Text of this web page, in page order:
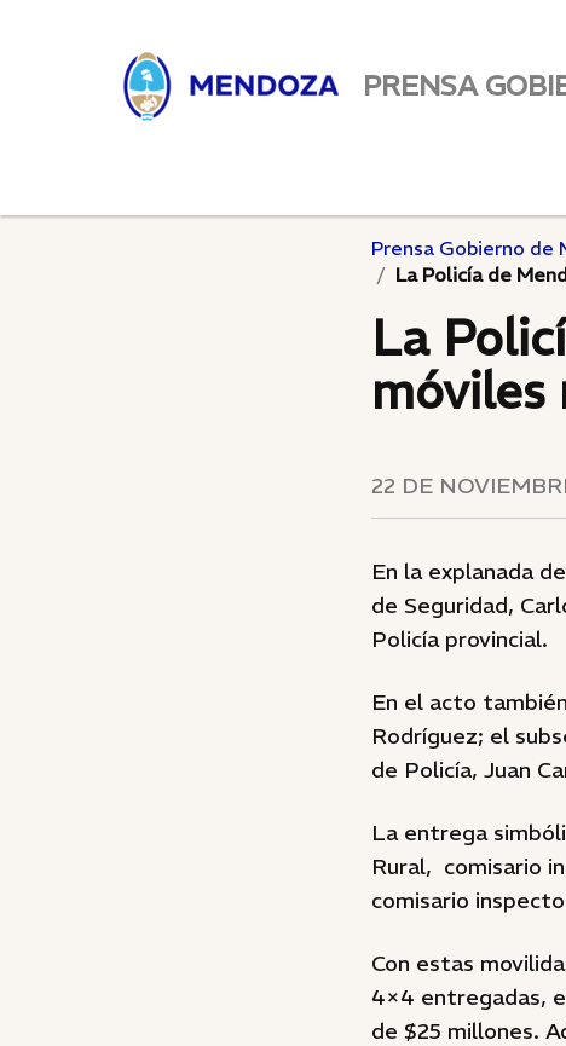
PRENSA
Prensa Gobierno de
La Policía de
La
móviles
22 DE
En la explanada
de Seguridad,
Policía provincial.
En el acto
Rodríguez; el
de Policía, Juan
La entrega
Rural, comisario
comisario
Con estas
4×4 entregadas,
de $25 millones.